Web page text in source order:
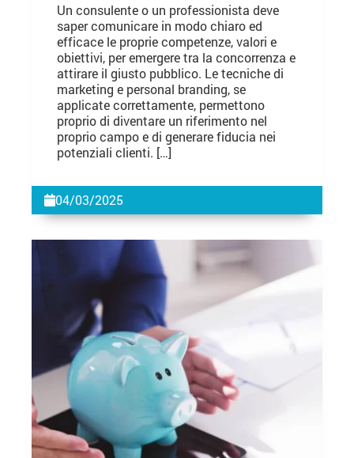
Un consulente o un professionista deve
saper comunicare in modo chiaro ed
efficace le proprie competenze, valori e
obiettivi, per emergere tra la concorrenza e
attirare il giusto pubblico. Le tecniche di
marketing e personal branding, se
applicate correttamente, permettono
proprio di diventare un riferimento nel
proprio campo e di generare fiducia nei
potenziali clienti. […]
04/03/2025